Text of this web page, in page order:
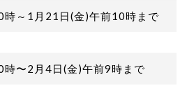
～1月21日(金)午前10時まで
〜2月4日(金)午前9時まで